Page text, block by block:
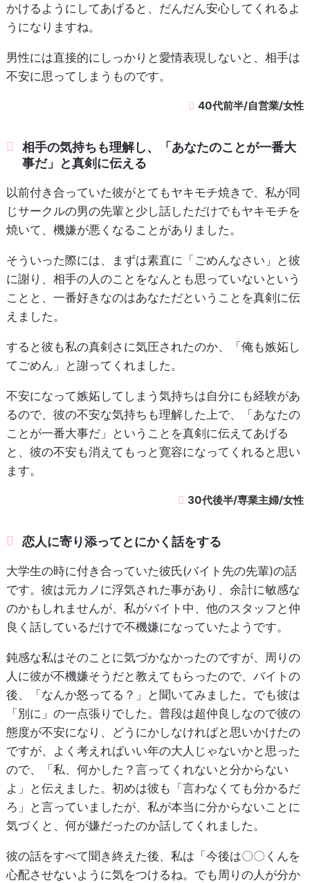
かけるようにしてあげると、だんだん安心してくれるよ
うになりますね。
男性には直接的にしっかりと愛情表現しないと、相手は
不安に思ってしまうものです。
40代前半/自営業/女性
相手の気持ちも理解し、「あなたのことが一番大
事だ」と真剣に伝える
以前付き合っていた彼がとてもヤキモチ焼きで、私が同
じサークルの男の先輩と少し話しただけでもヤキモチを
焼いて、機嫌が悪くなることがありました。
そういった際には、まずは素直に「ごめんなさい」と彼
に謝り、相手の人のことをなんとも思っていないという
ことと、一番好きなのはあなただということを真剣に伝
えました。
すると彼も私の真剣さに気圧されたのか、「俺も嫉妬し
てごめん」と謝ってくれました。
不安になって嫉妬してしまう気持ちは自分にも経験があ
るので、彼の不安な気持ちも理解した上で、「あなたの
ことが一番大事だ」ということを真剣に伝えてあげる
と、彼の不安も消えてもっと寛容になってくれると思い
ます。
30代後半/専業主婦/女性
恋人に寄り添ってとにかく話をする
大学生の時に付き合っていた彼氏(バイト先の先輩)の話
です。彼は元カノに浮気された事があり、余計に敏感な
のかもしれませんが、私がバイト中、他のスタッフと仲
良く話しているだけで不機嫌になっていたようです。
鈍感な私はそのことに気づかなかったのですが、周りの
人に彼が不機嫌そうだと教えてもらったので、バイトの
後、「なんか怒ってる？」と聞いてみました。でも彼は
「別に」の一点張りでした。普段は超仲良しなので彼の
態度が不安になり、どうにかしなければと思いかけたの
ですが、よく考えればいい年の大人じゃないかと思った
ので、「私、何かした？言ってくれないと分からない
よ」と伝えました。初めは彼も「言わなくても分かるだ
ろ」と言っていましたが、私が本当に分からないことに
気づくと、何が嫌だったのか話してくれました。
彼の話をすべて聞き終えた後、私は「今後は〇〇くんを
心配させないように気をつけるね。でも周りの人が分か